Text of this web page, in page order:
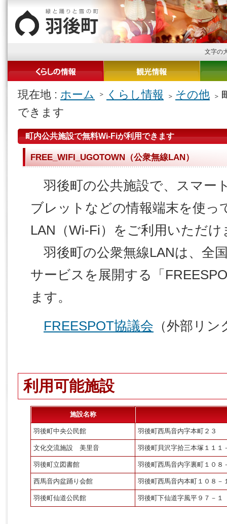
文字の
現在地 : ホーム くらし情報 その他
できます
町内公共施設で無料Wi-Fiが利用できます
FREE_WIFI_UGOTOWN（公衆無線LAN）
羽後町の公共施設で、スマー
ブレットなどの情報端末を使っ
LAN（Wi-Fi）をご利用いただけ
羽後町の公衆無線LANは、全
サービスを展開する「
ます。
FREESPOT協議会 （外部リン
利用可能施設
施設名称
羽後町中央公民館 羽後町西馬音内字本町２３
文化交流施設 美里音 羽後町貝沢字拾三本塚１１１
羽後町立図書館 羽後町西馬音内字裏町１０８
西馬音内盆踊り会館 羽後町西馬音内本町１０８－
羽後町仙道公民館 羽後町下仙道字風平９７－１